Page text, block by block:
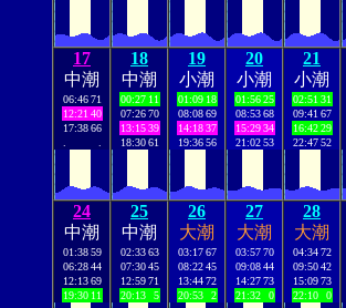
17
中潮
06:46 71
12:21 40
17:38 66
18
中潮
00:27 11
07:26 70
13:15 39
18:30 61
19
小潮
01:09 18
08:08 69
14:18 37
19:36 56
20
小潮
01:56 25
08:53 68
15:29 34
21:02 53
21
小潮
02:51 31
09:41 67
16:42 29
22:47 52
24
中潮
01:38 59
06:28 44
12:13 69
19:30 11
25
中潮
02:33 63
07:30 45
12:59 71
20:13
5
26
大潮
03:17 67
08:22 45
13:44 72
20:53
2
27
大潮
03:57 70
09:08 44
14:27 73
21:32
0
28
大潮
04:34 72
09:50 42
15:09 73
22:10
0